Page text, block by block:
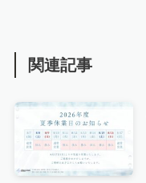
関連記事